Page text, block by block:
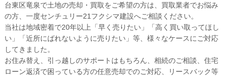
台東区竜泉で土地の売却・買取をご希望の方は、買取業者でお悩み
の方、一度センチュリー21フクシマ建設へご相談ください。
当社は地域密着で20年以上「早く売りたい」「高く買い取ってほし
い」「近所にばれないように売りたい」等、様々なケースにご対応
してきました。
お住み替え、引っ越しのサポートはもちろん、相続のご相談、住宅
ローン返済で困っている方の任意売却でのご対応、リースバック等